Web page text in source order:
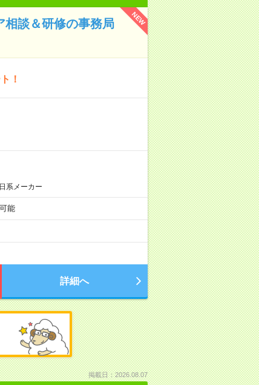
NEW
相談＆研修の事務局
！
系メーカー
能
詳細へ
掲載日：2026.08.07